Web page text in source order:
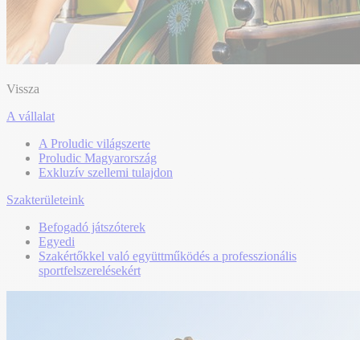
Vissza
A vállalat
A Proludic világszerte
Proludic Magyarország
Exkluzív szellemi tulajdon
Szakterületeink
Befogadó játszóterek
Egyedi
Szakértőkkel való együttműködés a professzionális
sportfelszerelésekért